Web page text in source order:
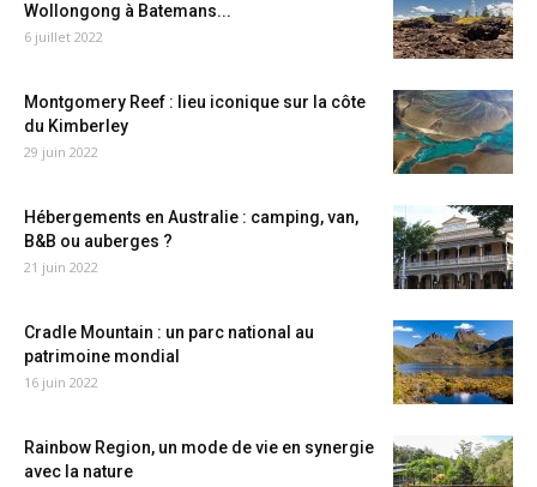
Wollongong à Batemans...
6 juillet 2022
Montgomery Reef : lieu iconique sur la côte
du Kimberley
29 juin 2022
Hébergements en Australie : camping, van,
B&B ou auberges ?
21 juin 2022
Cradle Mountain : un parc national au
patrimoine mondial
16 juin 2022
Rainbow Region, un mode de vie en synergie
avec la nature